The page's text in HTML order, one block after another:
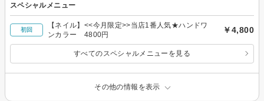
スペシャルメニュー
初回
【ネイル】<<今月限定>>当店1番人気★ハンドワ
ンカラー 4800円
￥4,800
すべてのスペシャルメニューを見る
その他の情報を表示